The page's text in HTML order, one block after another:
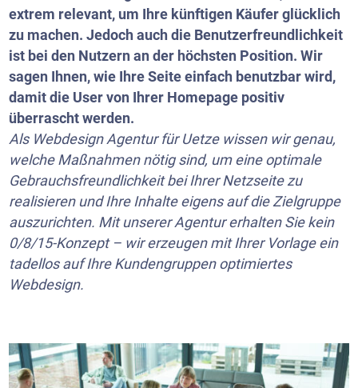
extrem relevant, um Ihre künftigen Käufer glücklich
zu machen. Jedoch auch die Benutzerfreundlichkeit
ist bei den Nutzern an der höchsten Position. Wir
sagen Ihnen, wie Ihre Seite einfach benutzbar wird,
damit die User von Ihrer Homepage positiv
überrascht werden.
Als Webdesign Agentur für Uetze wissen wir genau,
welche Maßnahmen nötig sind, um eine optimale
Gebrauchsfreundlichkeit bei Ihrer Netzseite zu
realisieren und Ihre Inhalte eigens auf die Zielgruppe
auszurichten. Mit unserer Agentur erhalten Sie kein
0/8/15-Konzept – wir erzeugen mit Ihrer Vorlage ein
tadellos auf Ihre Kundengruppen optimiertes
Webdesign.